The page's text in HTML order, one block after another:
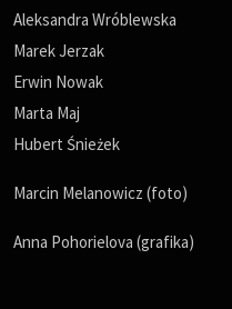
Aleksandra Wróblewska
Marek Jerzak
Erwin Nowak
Marta Maj
Hubert Śnieżek
Marcin Melanowicz (foto)
Anna Pohorielova (grafika)